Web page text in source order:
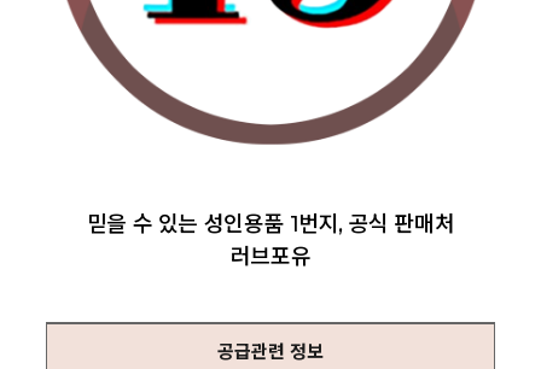
믿을 수 있는 성인용품 1번지, 공식 판매처
러브포유
공급관련 정보